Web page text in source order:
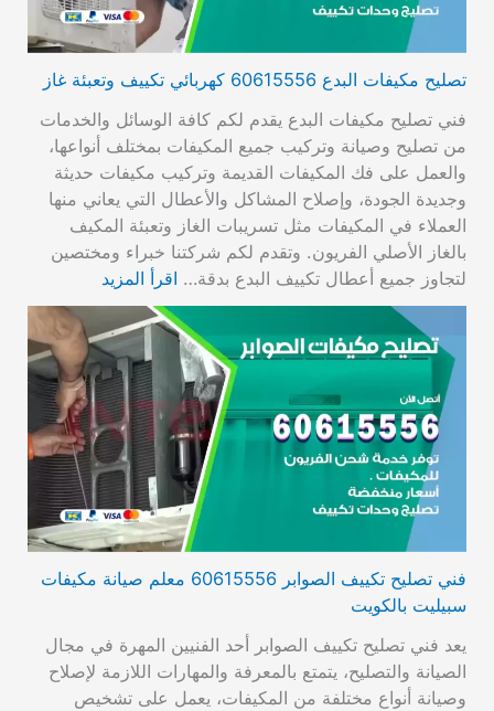
تصليح مكيفات البدع 60615556 كهربائي تكييف وتعبئة غاز
فني تصليح مكيفات البدع يقدم لكم كافة الوسائل والخدمات
من تصليح وصيانة وتركيب جميع المكيفات بمختلف أنواعها،
والعمل على فك المكيفات القديمة وتركيب مكيفات حديثة
وجديدة الجودة، وإصلاح المشاكل والأعطال التي يعاني منها
العملاء في المكيفات مثل تسريبات الغاز وتعبئة المكيف
بالغاز الأصلي الفريون. وتقدم لكم شركتنا خبراء ومختصين
لتجاوز جميع أعطال تكييف البدع بدقة… اقرأ المزيد
فني تصليح تكييف الصوابر 60615556 معلم صيانة مكيفات
سبيليت بالكويت
يعد فني تصليح تكييف الصوابر أحد الفنيين المهرة في مجال
الصيانة والتصليح، يتمتع بالمعرفة والمهارات اللازمة لإصلاح
وصيانة أنواع مختلفة من المكيفات، يعمل على تشخيص